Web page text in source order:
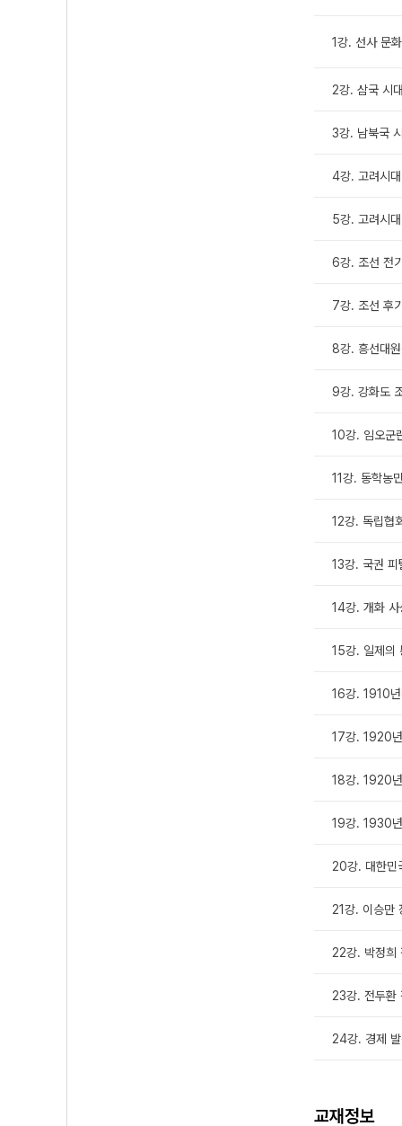
1강. 선사 문
2강. 삼국 시
3강. 남북국
4강. 고려시대
5강. 고려시대
6강. 조선 전
7강. 조선 후
8강. 흥선대
9강. 강화도
10강. 임오군
11강. 동학농
12강. 독립협
13강. 국권 피
14강. 개화 사
15강. 일제의
16강. 1910
17강. 1920
18강. 1920
19강. 1930
20강. 대한민
21강. 이승만
22강. 박정희
23강. 전두환
24강. 경제
교재정보